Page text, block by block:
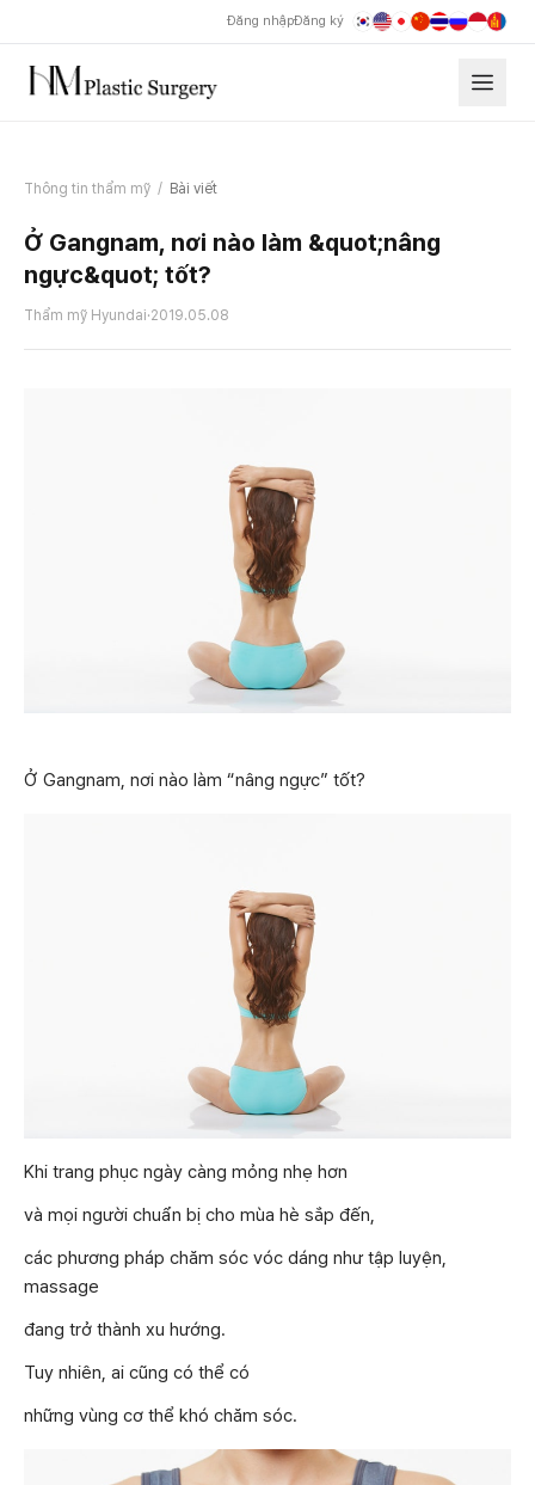
Đăng nhậpĐăng ký
Thông tin thẩm mỹ / Bài viết
Ở Gangnam, nơi nào làm &quot;nâng
ngực&quot; tốt?
Thẩm mỹ Hyundai·2019.05.08
Ở Gangnam, nơi nào làm “nâng ngực” tốt?
Khi trang phục ngày càng mỏng nhẹ hơn
và mọi người chuẩn bị cho mùa hè sắp đến,
các phương pháp chăm sóc vóc dáng như tập luyện,
massage
đang trở thành xu hướng.
Tuy nhiên, ai cũng có thể có
những vùng cơ thể khó chăm sóc.